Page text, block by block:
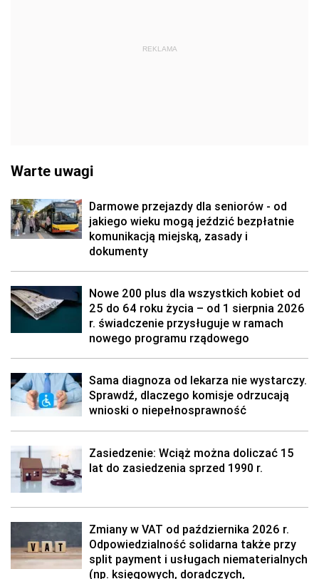
REKLAMA
Warte uwagi
Darmowe przejazdy dla seniorów - od
jakiego wieku mogą jeździć bezpłatnie
komunikacją miejską, zasady i
dokumenty
Nowe 200 plus dla wszystkich kobiet od
25 do 64 roku życia – od 1 sierpnia 2026
r. świadczenie przysługuje w ramach
nowego programu rządowego
Sama diagnoza od lekarza nie wystarczy.
Sprawdź, dlaczego komisje odrzucają
wnioski o niepełnosprawność
Zasiedzenie: Wciąż można doliczać 15
lat do zasiedzenia sprzed 1990 r.
Zmiany w VAT od października 2026 r.
Odpowiedzialność solidarna także przy
split payment i usługach niematerialnych
(np. księgowych, doradczych,